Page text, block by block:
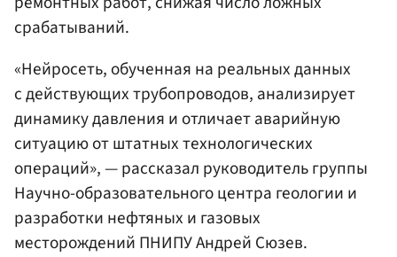
срабатываний.
«Нейросеть, обученная на реальных данных
с действующих трубопроводов, анализирует
динамику давления и отличает аварийную
ситуацию от штатных технологических
операций», — рассказал руководитель группы
Научно-образовательного центра геологии и
разработки нефтяных и газовых
месторождений ПНИПУ Андрей Сюзев.